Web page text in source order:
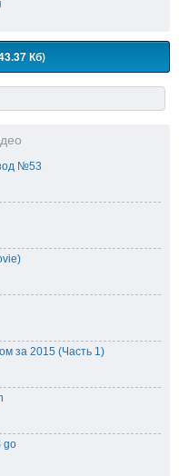
Кб)
№53
за 2015 (Часть 1)
go